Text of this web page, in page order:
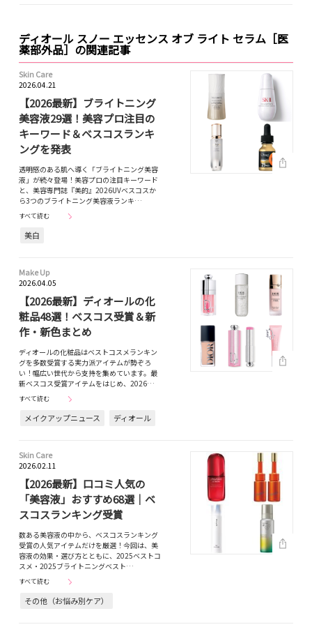
ディオール スノー エッセンス オブ ライト セラム［医
薬部外品］の関連記事
Skin Care
2026.04.21
【2026最新】ブライトニング
美容液29選！美容プロ注目の
キーワード＆ベスコスランキ
ングを発表
透明感のある肌へ導く「ブライトニング美容
液」が続々登場！美容プロの注目キーワード
と、美容専門誌『美的』2026UVベスコスか
ら3つのブライトニング美容液ランキ…
すべて読む
美白
Make Up
2026.04.05
【2026最新】ディオールの化
粧品48選！ベスコス受賞＆新
作・新色まとめ
ディオールの化粧品はベストコスメランキン
グを多数受賞する実力派アイテムが勢ぞろ
い！幅広い世代から支持を集めています。最
新ベスコス受賞アイテムをはじめ、2026…
すべて読む
メイクアップニュース ディオール
Skin Care
2026.02.11
【2026最新】口コミ人気の
「美容液」おすすめ68選｜ベ
スコスランキング受賞
数ある美容液の中から、ベスコスランキング
受賞の人気アイテムだけを厳選！今回は、美
容液の効果・選び方とともに、2025ベストコ
スメ・2025ブライトニングベスト…
すべて読む
その他（お悩み別ケア）